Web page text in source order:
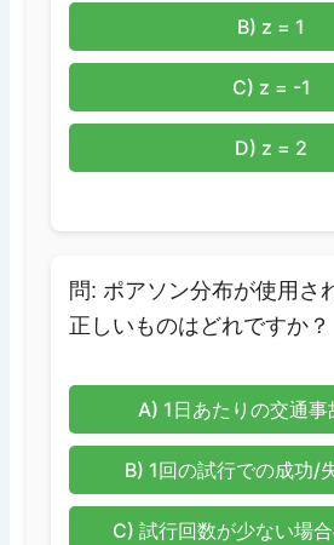
B) z = 1
C) z = -1
D) z = 2
問: ポアソン分布が使用さ
正しいものはどれですか？
A) 1日あたりの交通事
B) 1回の試行での成功/
C) 試行回数が少ない場